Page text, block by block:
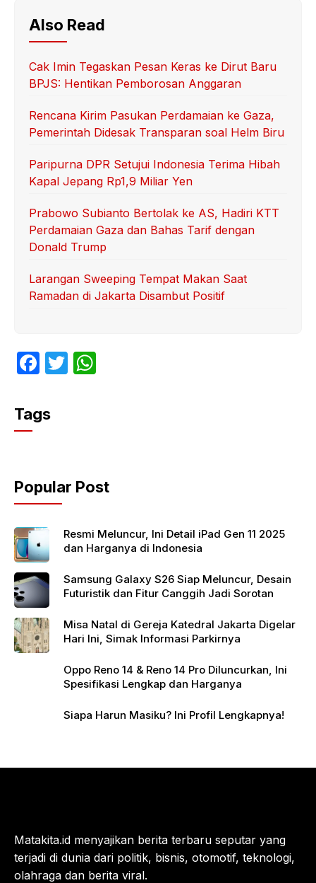
Also Read
Cak Imin Tegaskan Pesan Keras ke Dirut Baru
BPJS: Hentikan Pemborosan Anggaran
Rencana Kirim Pasukan Perdamaian ke Gaza,
Pemerintah Didesak Transparan soal Helm Biru
Paripurna DPR Setujui Indonesia Terima Hibah
Kapal Jepang Rp1,9 Miliar Yen
Prabowo Subianto Bertolak ke AS, Hadiri KTT
Perdamaian Gaza dan Bahas Tarif dengan
Donald Trump
Larangan Sweeping Tempat Makan Saat
Ramadan di Jakarta Disambut Positif
F
c
e
o
o
k
T
p
p
Tags
Popular Post
Resmi Meluncur, Ini Detail iPad Gen 11 2025
dan Harganya di Indonesia
Samsung Galaxy S26 Siap Meluncur, Desain
Futuristik dan Fitur Canggih Jadi Sorotan
Misa Natal di Gereja Katedral Jakarta Digelar
Hari Ini, Simak Informasi Parkirnya
Oppo Reno 14 & Reno 14 Pro Diluncurkan, Ini
Spesifikasi Lengkap dan Harganya
Siapa Harun Masiku? Ini Profil Lengkapnya!
Matakita.id menyajikan berita terbaru seputar yang
terjadi di dunia dari politik, bisnis, otomotif, teknologi,
olahraga dan berita viral.